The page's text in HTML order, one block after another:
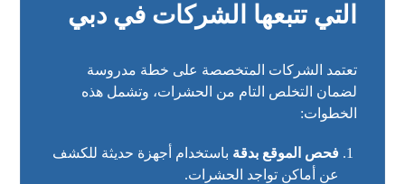
التي تتبعها الشركات في دبي
تعتمد الشركات المتخصصة على خطة مدروسة
لضمان التخلص التام من الحشرات، وتشمل هذه
الخطوات:
فحص الموقع بدقة باستخدام أجهزة حديثة للكشف
عن أماكن تواجد الحشرات.